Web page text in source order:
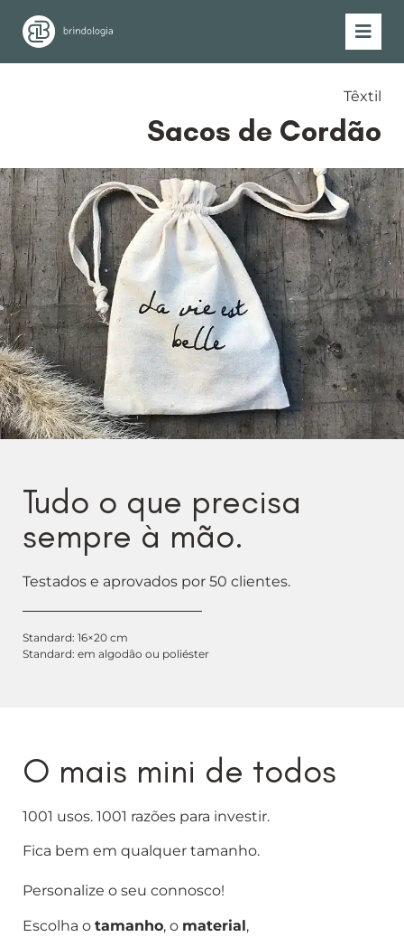
Têxtil
Sacos de Cordão
Tudo o que precisa
sempre à mão.
Testados e aprovados por 50 clientes.
Standard: 16×20 cm
Standard: em algodão ou poliéster
O mais mini de todos
1001 usos. 1001 razões para investir.
Fica bem em qualquer tamanho.
Personalize o seu connosco!
Escolha o tamanho, o material,